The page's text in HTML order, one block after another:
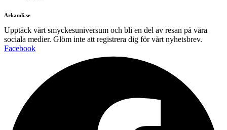
Arkandi.se
Upptäck vårt smyckesuniversum och bli en del av resan på våra
sociala medier. Glöm inte att registrera dig för vårt nyhetsbrev.
Facebook